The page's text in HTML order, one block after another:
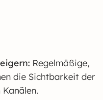
Regelmäßige,
die Sichtbarkeit der